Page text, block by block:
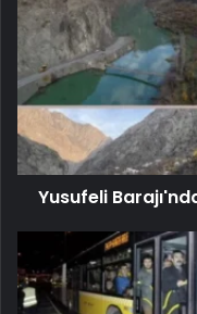
Yusufeli